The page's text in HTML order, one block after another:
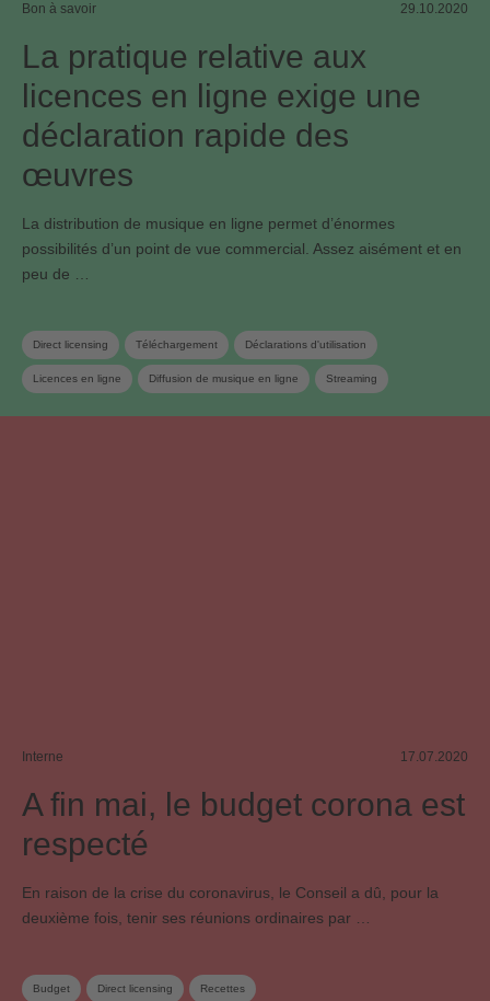
Bon à savoir 29.10.2020
La pratique relative aux
licences en ligne exige une
déclaration rapide des
œuvres
La distribution de musique en ligne permet d’énormes
possibilités d’un point de vue commercial. Assez aisément et en
peu de …
Direct licensing Téléchargement Déclarations d'utilisation
Licences en ligne Diffusion de musique en ligne Streaming
Interne 17.07.2020
A fin mai, le budget corona est
respecté
En raison de la crise du coronavirus, le Conseil a dû, pour la
deuxième fois, tenir ses réunions ordinaires par …
Budget Direct licensing Recettes